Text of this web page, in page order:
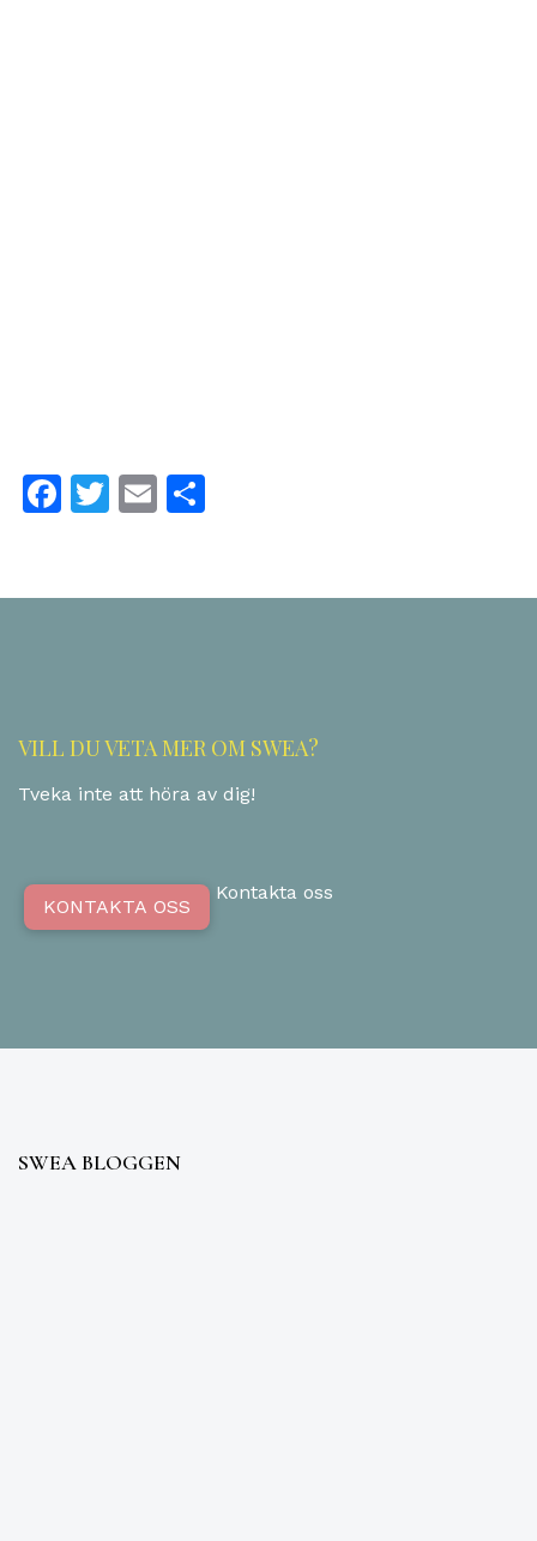
Facebook
Twitter
Email
VILL DU VETA MER OM SWEA?
Tveka inte att höra av dig!
KONTAKTA OSS
Kontakta oss
SWEA BLOGGEN